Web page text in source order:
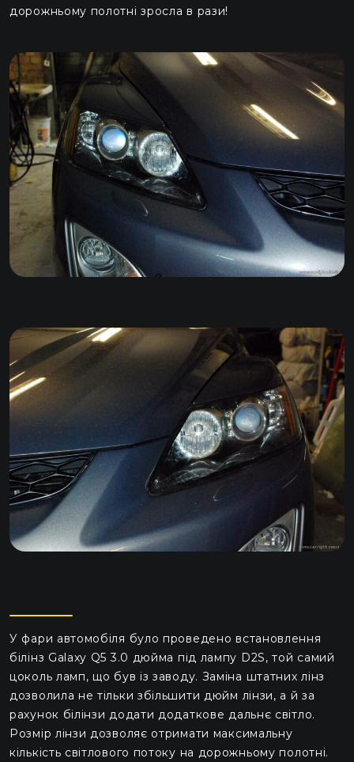
дорожньому полотні зросла в рази!
У фари автомобіля було проведено встановлення
білінз Galaxy Q5 3.0 дюйма під лампу D2S, той самий
цоколь ламп, що був із заводу. Заміна штатних лінз
дозволила не тільки збільшити дюйм лінзи, а й за
рахунок білінзи додати додаткове дальнє світло.
Розмір лінзи дозволяє отримати максимальну
кількість світлового потоку на дорожньому полотні.